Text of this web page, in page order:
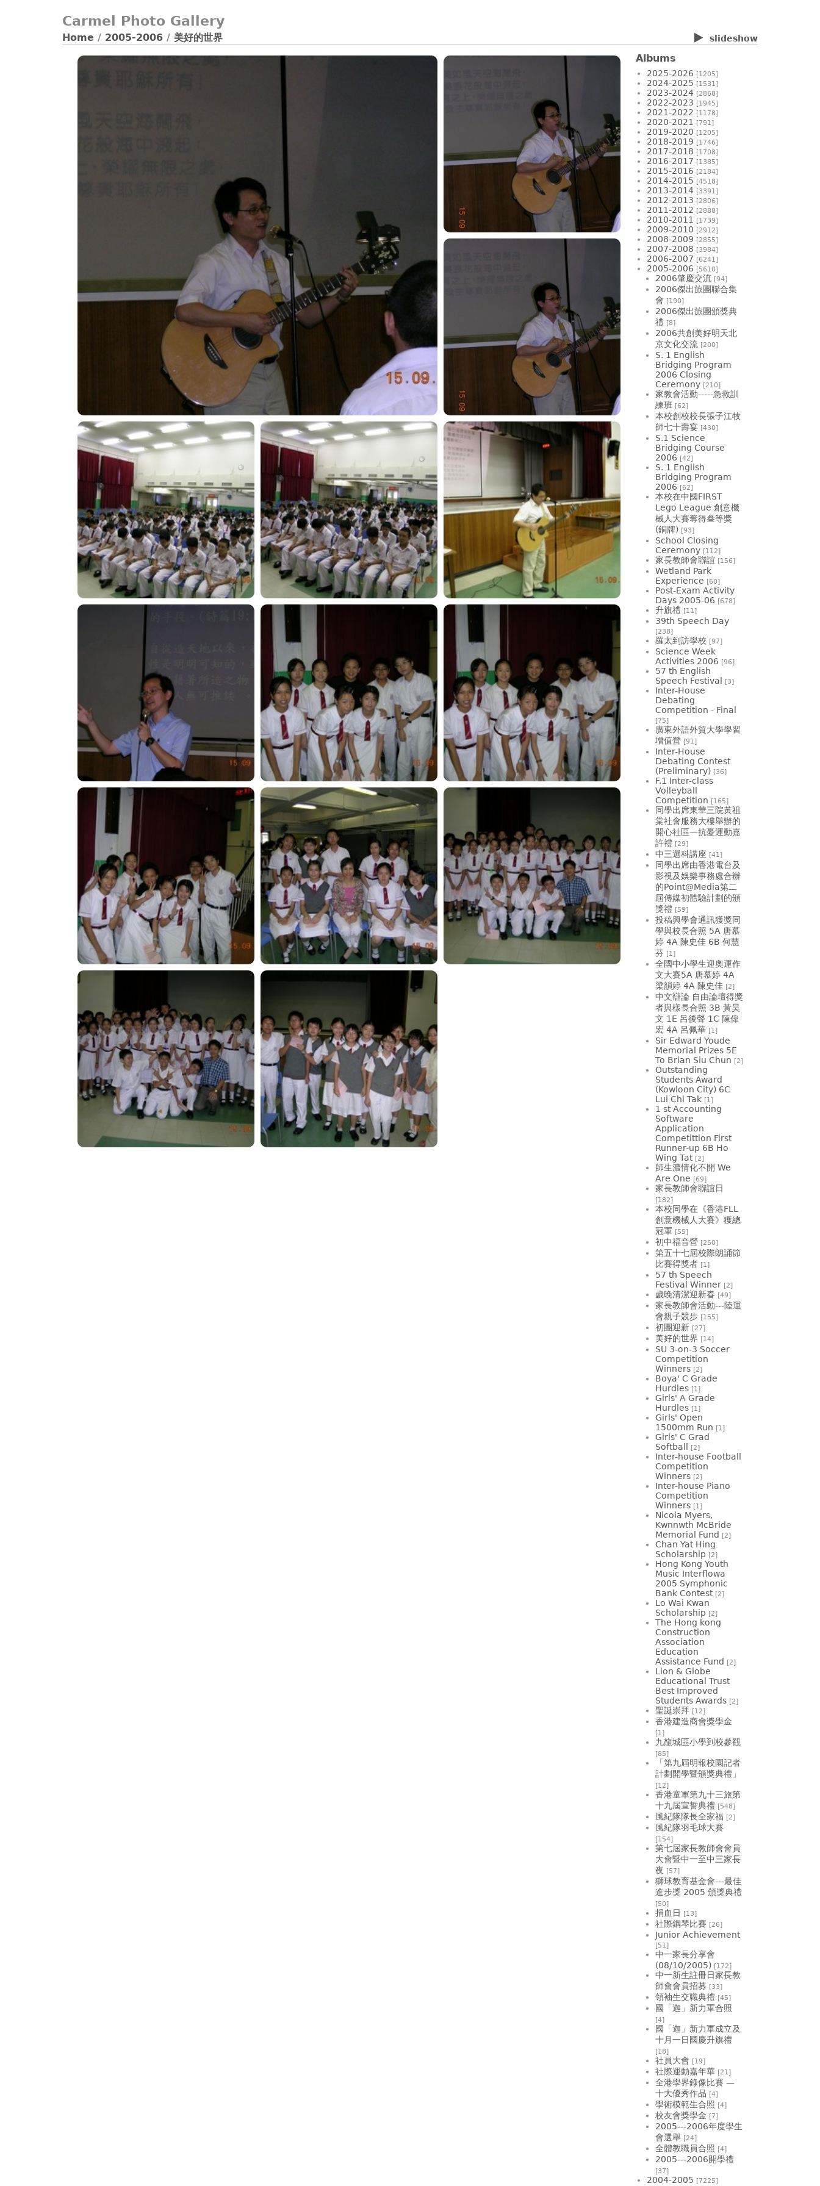
Carmel Photo Gallery
slideshow
Home / 2005-2006 / 美好的世界
Albums
2025-2026 [1205]
2024-2025 [1531]
2023-2024 [2868]
2022-2023 [1945]
2021-2022 [1178]
2020-2021 [791]
2019-2020 [1205]
2018-2019 [1746]
2017-2018 [1708]
2016-2017 [1385]
2015-2016 [2184]
2014-2015 [4518]
2013-2014 [3391]
2012-2013 [2806]
2011-2012 [2888]
2010-2011 [1739]
2009-2010 [2912]
2008-2009 [2855]
2007-2008 [3984]
2006-2007 [6241]
2005-2006 [5610]
2006肇慶交流 [94]
2006傑出旅團聯合集
會 [190]
2006傑出旅團頒獎典
禮 [8]
2006共創美好明天北
京文化交流 [200]
S. 1 English
Bridging Program
2006 Closing
Ceremony [210]
家教會活動-----急救訓
練班 [62]
本校創校校長張子江牧
師七十壽宴 [430]
S.1 Science
Bridging Course
2006 [42]
S. 1 English
Bridging Program
2006 [62]
本校在中國FIRST
Lego League 創意機
械人大賽奪得叁等獎
(銅牌) [93]
School Closing
Ceremony [112]
家長教師會聯誼 [156]
Wetland Park
Experience [60]
Post-Exam Activity
Days 2005-06 [678]
升旗禮 [11]
39th Speech Day
[238]
羅太到訪學校 [97]
Science Week
Activities 2006 [96]
57 th English
Speech Festival [3]
Inter-House
Debating
Competition - Final
[75]
廣東外語外貿大學學習
增值營 [91]
Inter-House
Debating Contest
(Preliminary) [36]
F.1 Inter-class
Volleyball
Competition [165]
同學出席東華三院黃祖
棠社會服務大樓舉辦的
開心社區—抗憂運動嘉
許禮 [29]
中三選科講座 [41]
同學出席由香港電台及
影視及娛樂事務處合辦
的Point@Media第二
屆傳媒初體驗計劃的頒
獎禮 [59]
投稿興學會通訊獲獎同
學與校長合照 5A 唐慕
婷 4A 陳史佳 6B 何慧
芬 [1]
全國中小學生迎奧運作
文大賽5A 唐慕婷 4A
梁韻婷 4A 陳史佳 [2]
中文辯論 自由論壇得獎
者與樣長合照 3B 黃昊
文 1E 呂後聲 1C 陳偉
宏 4A 呂佩華 [1]
Sir Edward Youde
Memorial Prizes 5E
To Brian Siu Chun [2]
Outstanding
Students Award
(Kowloon City) 6C
Lui Chi Tak [1]
1 st Accounting
Software
Application
Competittion First
Runner-up 6B Ho
Wing Tat [2]
師生濃情化不開 We
Are One [69]
家長教師會聯誼日
[182]
本校同學在《香港FLL
創意機械人大賽》獲總
冠軍 [55]
初中福音營 [250]
第五十七屆校際朗誦節
比賽得獎者 [1]
57 th Speech
Festival Winner [2]
歲晚清潔迎新春 [49]
家長教師會活動---陸運
會親子競步 [155]
初團迎新 [27]
美好的世界 [14]
SU 3-on-3 Soccer
Competition
Winners [2]
Boya' C Grade
Hurdles [1]
Girls' A Grade
Hurdles [1]
Girls' Open
1500mm Run [1]
Girls' C Grad
Softball [2]
Inter-house Football
Competition
Winners [2]
Inter-house Piano
Competition
Winners [1]
Nicola Myers,
Kwnnwth McBride
Memorial Fund [2]
Chan Yat Hing
Scholarship [2]
Hong Kong Youth
Music Interflowa
2005 Symphonic
Bank Contest [2]
Lo Wai Kwan
Scholarship [2]
The Hong kong
Construction
Association
Education
Assistance Fund [2]
Lion & Globe
Educational Trust
Best Improved
Students Awards [2]
聖誕崇拜 [12]
香港建造商會獎學金
[1]
九龍城區小學到校參觀
[85]
「第九屆明報校園記者
計劃開學暨頒獎典禮」
[12]
香港童軍第九十三旅第
十九屆宣誓典禮 [548]
風紀隊隊長全家福 [2]
風紀隊羽毛球大賽
[154]
第七屆家長教師會會員
大會暨中一至中三家長
夜 [57]
獅球教育基金會---最佳
進步獎 2005 頒獎典禮
[50]
捐血日 [13]
社際鋼琴比賽 [26]
Junior Achievement
[51]
中一家長分享會
(08/10/2005) [172]
中一新生註冊日家長教
師會會員招募 [33]
領袖生交職典禮 [45]
國「迦」新力軍合照
[4]
國「迦」新力軍成立及
十月一日國慶升旗禮
[18]
社員大會 [19]
社際運動嘉年華 [21]
全港學界錄像比賽 —
十大優秀作品 [4]
學術模範生合照 [4]
校友會獎學金 [7]
2005---2006年度學生
會選舉 [24]
全體教職員合照 [4]
2005---2006開學禮
[37]
2004-2005 [7225]